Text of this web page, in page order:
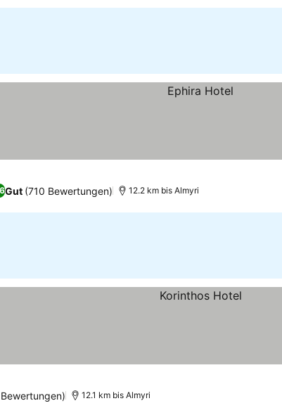
Gut (710 Bewertungen) 12.2 km bis Almyri
12.1 km bis Almyri